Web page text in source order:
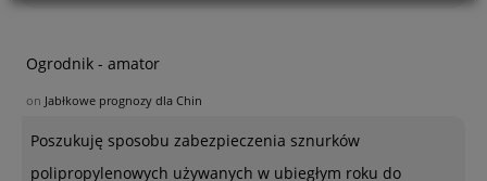
Ogrodnik - amator
on Jabłkowe prognozy dla Chin
Poszukuję sposobu zabezpieczenia sznurków
polipropylenowych używanych w ubiegłym roku do